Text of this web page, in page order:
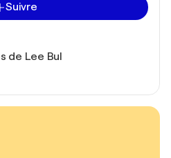
Suivre
de Lee Bul